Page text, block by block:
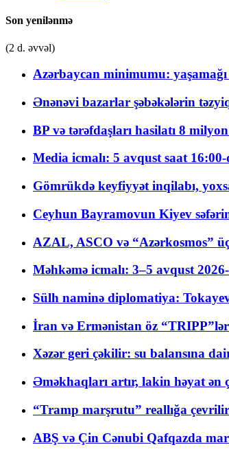
Son yenilənmə
(2 d. əvvəl)
Azərbaycan minimumu:
Ənənəvi bazarlar şəbəkələrin
BP və tərəfdaşları hasilatı 8
Media icmalı: 5 avqust saat
Gömrükdə keyfiyyət inqilabı,
Ceyhun Bayramovun Kiyev
AZAL, ASCO və “Azərkosmos”
Məhkəmə icmalı: 3–5 avqust
Sülh naminə diplomatiya:
İran və Ermənistan öz
Xəzər geri çəkilir: su balansına
Əməkhaqları artır, lakin həyat ən
“Tramp marşrutu” reallığa
ABŞ və Çin Cənubi Qafqazda